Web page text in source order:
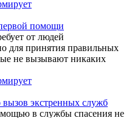
помощи
от людей
для принятия правильных
не вызывают никаких
экстренных служб
в службы спасения не